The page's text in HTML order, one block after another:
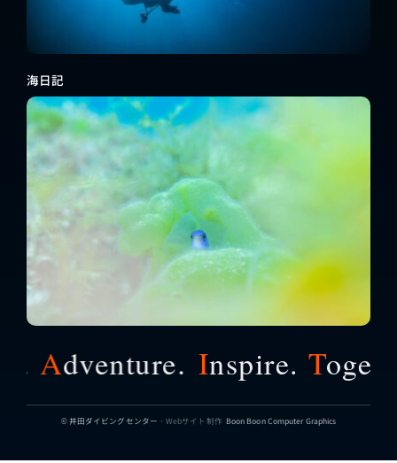
海日記
dventure. Inspire.T
© 井田ダイビングセンター ・Webサイト制作 Boon Boon Computer Graphics